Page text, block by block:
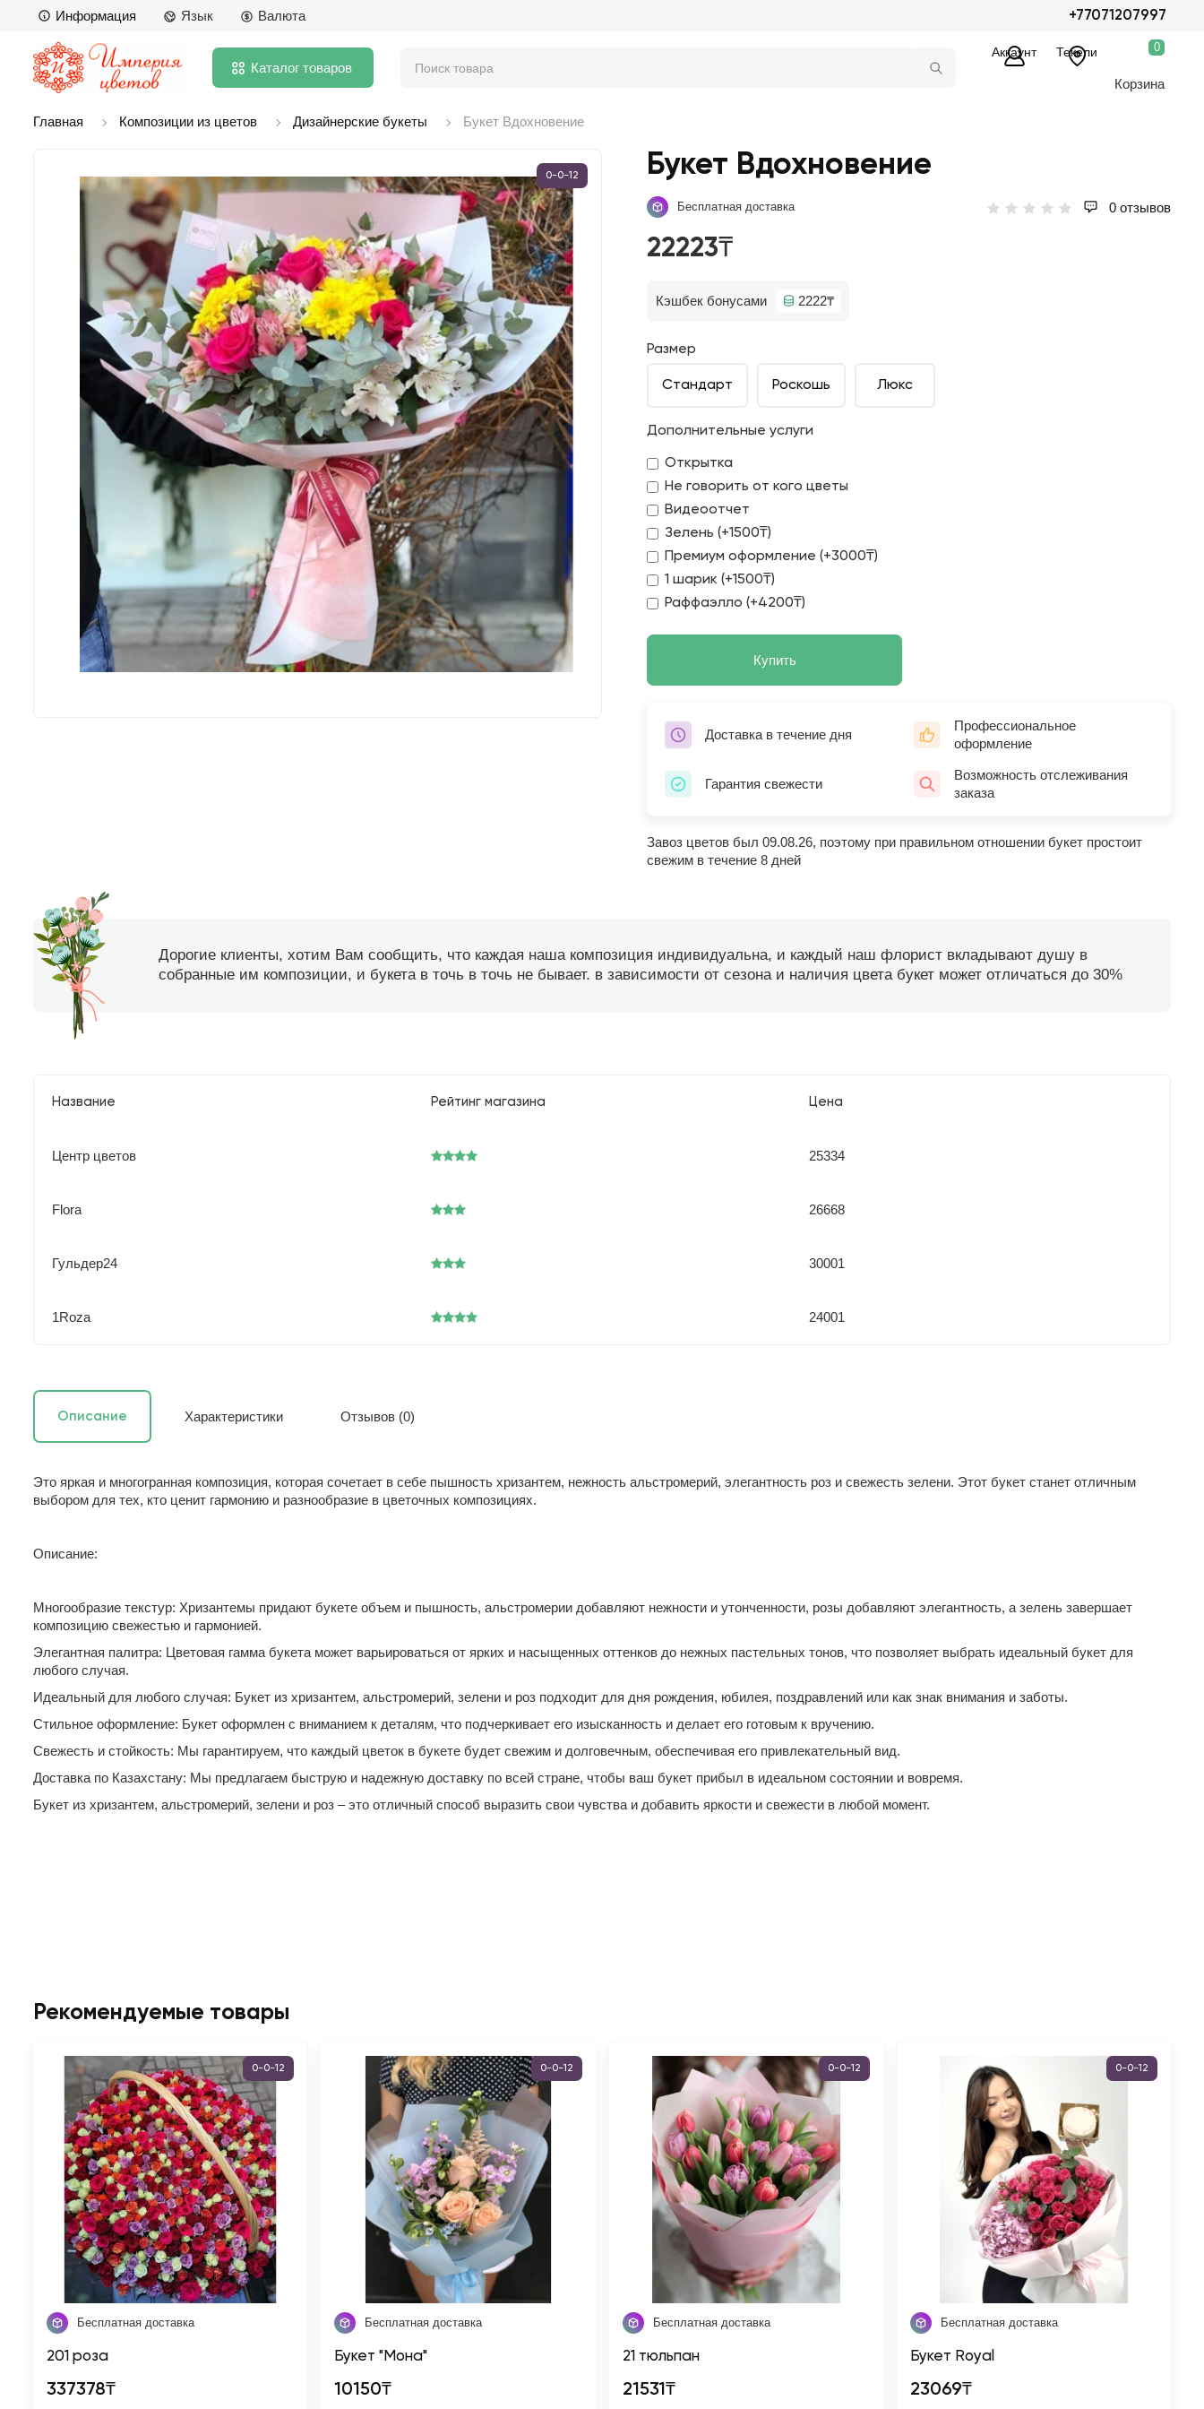
Информация Язык Валюта +77071207997
Каталог товаров
Аккаунт Текели 0
Корзина
Главная Композиции из цветов Дизайнерские букеты Букет Вдохновение
0-0-12 Букет Вдохновение
Бесплатная доставка 0 отзывов
22223₸
Кэшбек бонусами 2222₸
Размер
Стандарт Роскошь Люкс
Дополнительные услуги
Открытка
Не говорить от кого цветы
Видеоотчет
Зелень (+1500₸)
Премиум оформление (+3000₸)
1 шарик (+1500₸)
Раффаэлло (+4200₸)
Купить
Доставка в течение дня
Профессиональное
оформление
Гарантия свежести
Возможность отслеживания
заказа
Завоз цветов был 09.08.26, поэтому при правильном отношении букет простоит
свежим в течение 8 дней
Дорогие клиенты, хотим Вам сообщить, что каждая наша композиция индивидуальна, и каждый наш флорист вкладывают душу в
собранные им композиции, и букета в точь в точь не бывает. в зависимости от сезона и наличия цвета букет может отличаться до 30%
Название Рейтинг магазина Цена
Центр цветов 25334
Flora 26668
Гульдер24 30001
1Roza 24001
Описание Характеристики Отзывов (0)
Это яркая и многогранная композиция, которая сочетает в себе пышность хризантем, нежность альстромерий, элегантность роз и свежесть зелени. Этот букет станет отличным
выбором для тех, кто ценит гармонию и разнообразие в цветочных композициях.
Описание:
Многообразие текстур: Хризантемы придают букете объем и пышность, альстромерии добавляют нежности и утонченности, розы добавляют элегантность, а зелень завершает
композицию свежестью и гармонией.
Элегантная палитра: Цветовая гамма букета может варьироваться от ярких и насыщенных оттенков до нежных пастельных тонов, что позволяет выбрать идеальный букет для
любого случая.
Идеальный для любого случая: Букет из хризантем, альстромерий, зелени и роз подходит для дня рождения, юбилея, поздравлений или как знак внимания и заботы.
Стильное оформление: Букет оформлен с вниманием к деталям, что подчеркивает его изысканность и делает его готовым к вручению.
Свежесть и стойкость: Мы гарантируем, что каждый цветок в букете будет свежим и долговечным, обеспечивая его привлекательный вид.
Доставка по Казахстану: Мы предлагаем быструю и надежную доставку по всей стране, чтобы ваш букет прибыл в идеальном состоянии и вовремя.
Букет из хризантем, альстромерий, зелени и роз – это отличный способ выразить свои чувства и добавить яркости и свежести в любой момент.
Рекомендуемые товары
0-0-12
Бесплатная доставка
201 роза
337378₸
0-0-12
Бесплатная доставка
Букет "Мона"
10150₸
0-0-12
Бесплатная доставка
21 тюльпан
21531₸
0-0-12
Бесплатная доставка
Букет Royal
23069₸